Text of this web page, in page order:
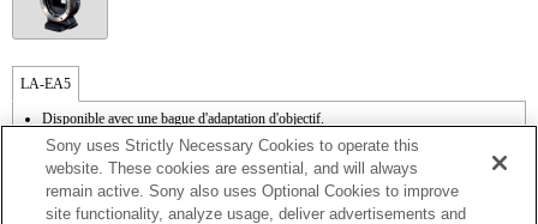
LA-EA5
Disponible avec une bague d'adaptation d'objectif.
Le son de fonctionnement du diaphragme est enregistré à l'aide du microphone
interne.
Outside the A (Aperture priority), S (Shutter priority), and M (Manual) modes, the
shutter speed and the aperture can not be adjusted during the movie recording.
L'angle de vue sera plus étroit jusqu'à celui du format APS-C.
Sony uses Strictly Necessary Cookies to operate this
website. These cookies are essential, and will always
remain active. Sony also uses Optional Cookies to improve
site functionality, analyze usage, deliver advertisements and